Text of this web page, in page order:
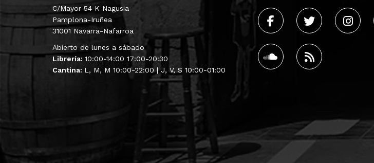
C/Mayor 54 K Nagusia
Pamplona-Iruñea
31001 Navarra-Nafarroa
Abierto de lunes a sábado
Librería: 10:00-14:00 17:00-20:30
Cantina: L, M, M 10:00-22:00 | J, V, S 10:00-01:00